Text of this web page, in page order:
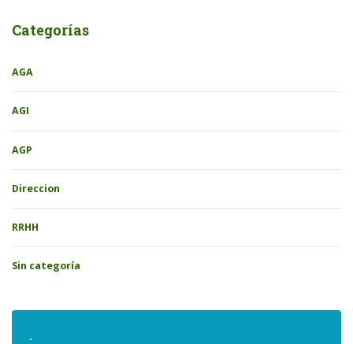
Categorías
AGA
AGI
AGP
Direccion
RRHH
Sin categoría
.